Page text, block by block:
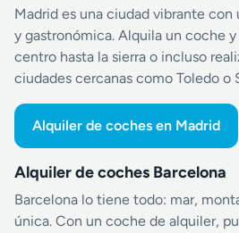
Madrid es una ciudad vibrante
y gastronómica. Alquila un coche
centro hasta la sierra o incluso
ciudades cercanas como Toledo o
Alquiler de coches en Madrid
Alquiler de coches Barcelona
Barcelona lo tiene todo: mar,
única. Con un coche de alquiler,